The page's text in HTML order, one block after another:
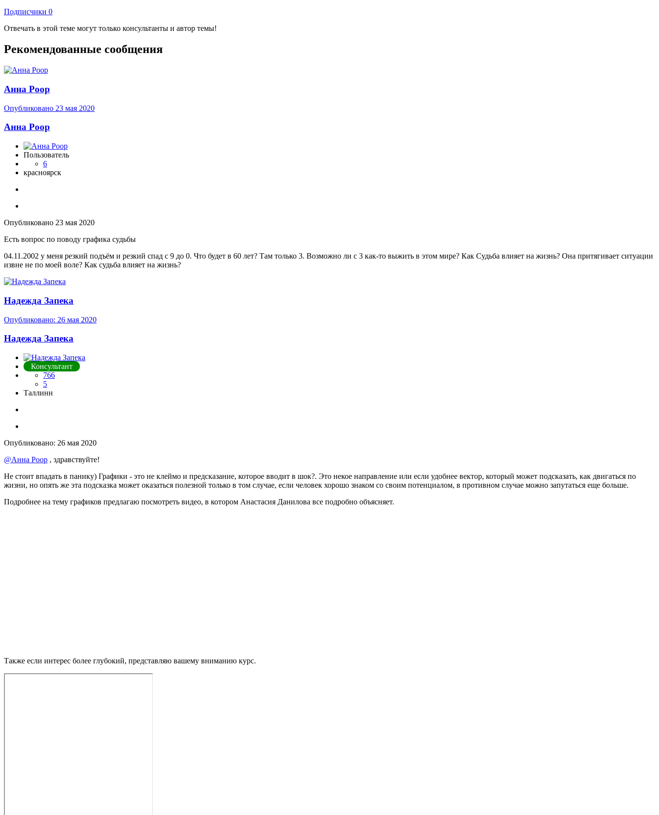
Подписчики 0
Отвечать в этой теме могут только консультанты и автор темы!
Рекомендованные сообщения
Анна Роор
Опубликовано 23 мая 2020
Анна Роор
Пользователь
6
красноярск
Опубликовано 23 мая 2020
Есть вопрос по поводу графика судьбы
04.11.2002 у меня резкий подъём и резкий спад с 9 до 0. Что будет в 60 лет? Там только 3. Возможно ли с 3 как-то выжить в этом мире? Как Судьба влияет на жизнь? Она притягивает ситуации
извне не по моей воле? Как судьба влияет на жизнь?
Надежда Запека
Опубликовано: 26 мая 2020
Надежда Запека
Консультант
766
5
Таллинн
Опубликовано: 26 мая 2020
@Анна Роор , здравствуйте!
Не стоит впадать в панику) Графики - это не клеймо и предсказание, которое вводит в шок?. Это некое направление или если удобнее вектор, который может подсказать, как двигаться по
жизни, но опять же эта подсказка может оказаться полезной только в том случае, если человек хорошо знаком со своим потенциалом, в противном случае можно запутаться еще больше.
Подробнее на тему графиков предлагаю посмотреть видео, в котором Анастасия Данилова все подробно объясняет.
Также если интерес более глубокий, представляю вашему вниманию курс.